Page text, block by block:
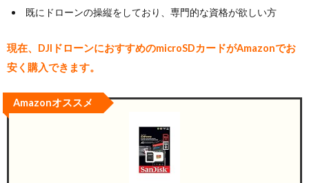
既にドローンの操縦をしており、専門的な資格が欲しい方
現在、DJIドローンにおすすめのmicroSDカードがAmazonでお
安く購入できます。
Amazonオススメ